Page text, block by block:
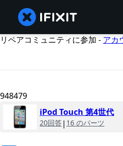
リペアコミュニティに参加 - アカ
948479
iPod Touch 第4世代
20回答| 16 のパーツ